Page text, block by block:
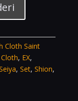
Cloth Saint
Cloth, EX,
, Set, Shion,